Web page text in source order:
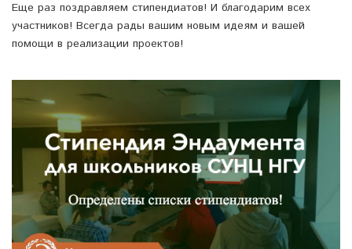
Еще раз поздравляем стипендиатов! И благодарим всех
участников! Всегда рады вашим новым идеям и вашей
помощи в реализации проектов!